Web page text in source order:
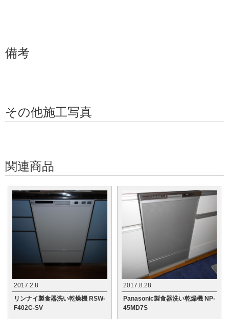
備考
その他施工写真
関連商品
2017.2.8
リンナイ製食器洗い乾燥機 RSW-
F402C-SV
2017.8.28
Panasonic製食器洗い乾燥機 NP-
45MD7S